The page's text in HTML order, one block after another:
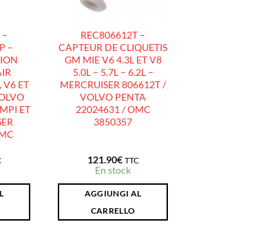
–
V6 ET
ET
REC806612T –
CAPTEUR DE CLIQUETIS
GM MIE V6 4.3L ET V8
5.0L – 5.7L – 6.2L –
MERCRUISER 806612T /
VOLVO PENTA
22024631 / OMC
3850357
121.90€ TTC
En stock
AGGIUNGI AL
CARRELLO